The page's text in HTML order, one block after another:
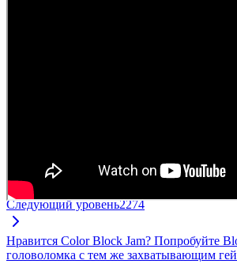
Следующий уровень2274
Нравится Color Block Jam? Попробуйте
головоломка с тем же захватывающим